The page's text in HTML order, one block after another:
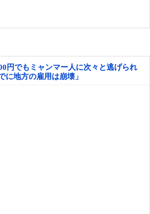
円でもミャンマー人に次々と逃げられ
に地方の雇用は崩壊」